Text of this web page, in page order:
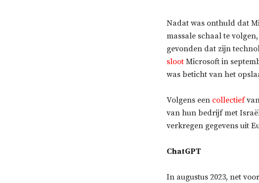
Nadat was onthuld dat
massale schaal te
gevonden dat zijn
sloot Microsoft in
was beticht van het
Volgens een collectief
van hun bedrijf met
verkregen gegevens uit
ChatGPT
In augustus 2023, net